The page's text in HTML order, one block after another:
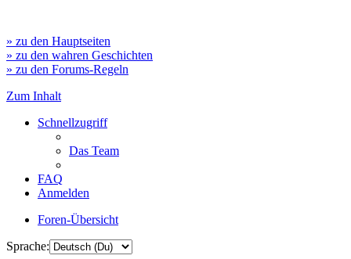
» zu den Hauptseiten
» zu den wahren Geschichten
» zu den Forums-Regeln
Zum Inhalt
Schnellzugriff
Das Team
FAQ
Anmelden
Foren-Übersicht
Sprache: